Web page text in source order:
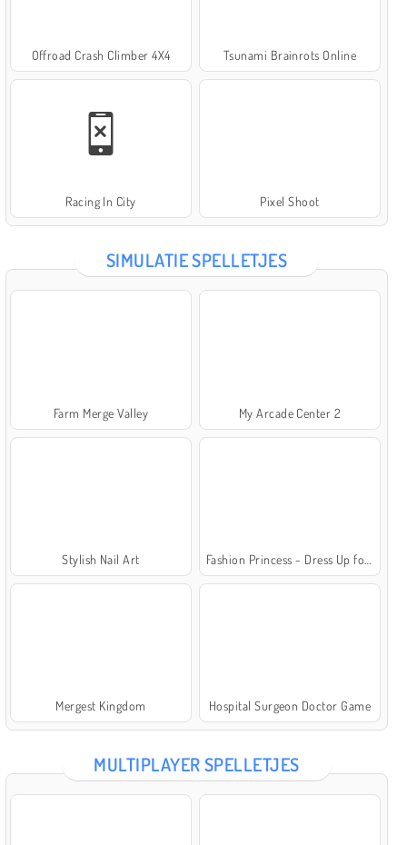
Offroad Crash Climber 4X4 Tsunami Brainrots Online
Racing In City Pixel Shoot
SIMULATIE SPELLETJES
Farm Merge Valley My Arcade Center 2
Stylish Nail Art
Mergest Kingdom Hospital Surgeon Doctor Game
MULTIPLAYER SPELLETJES